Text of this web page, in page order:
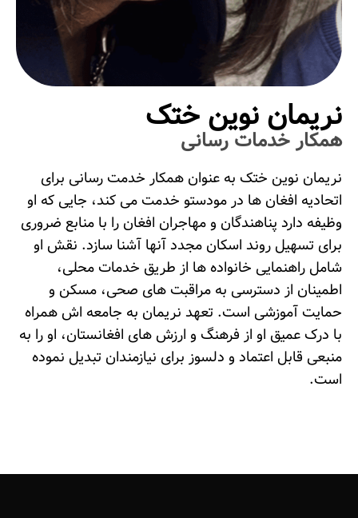
نریمان نوین ختک
همکار خدمات رسانی
نریمان نوین ختک به عنوان همکار خدمت رسانی برای
اتحادیه افغان ها در مودستو خدمت می کند، جایی که او
وظیفه دارد پناهندگان و مهاجران افغان را با منابع ضروری
برای تسهیل روند اسکان مجدد آنها آشنا سازد. نقش او
شامل راهنمایی خانواده ها از طریق خدمات محلی،
اطمینان از دسترسی به مراقبت های صحی، مسکن و
حمایت آموزشی است. تعهد نریمان به جامعه اش همراه
با درک عمیق او از فرهنگ و ارزش های افغانستان، او را به
منبعی قابل اعتماد و دلسوز برای نیازمندان تبدیل نموده
است.